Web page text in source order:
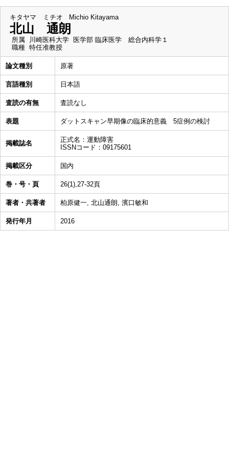
キタヤマ ミチオ Michio Kitayama
北山 通朗
所属
川崎医科大学 医学部 臨床医学 総合内科学１
職種 特任准教授
論文種別 原著
言語種別 日本語
査読の有無 査読なし
表題 ダットスキャン早期像の臨床的意義 5症例の検討
掲載誌名
正式名：運動障害
ISSNコード：09175601
掲載区分 国内
巻・号・頁 26(1),27-32頁
著者・共著者 柏原健一, 北山通朗, 濱口敏和
発行年月 2016